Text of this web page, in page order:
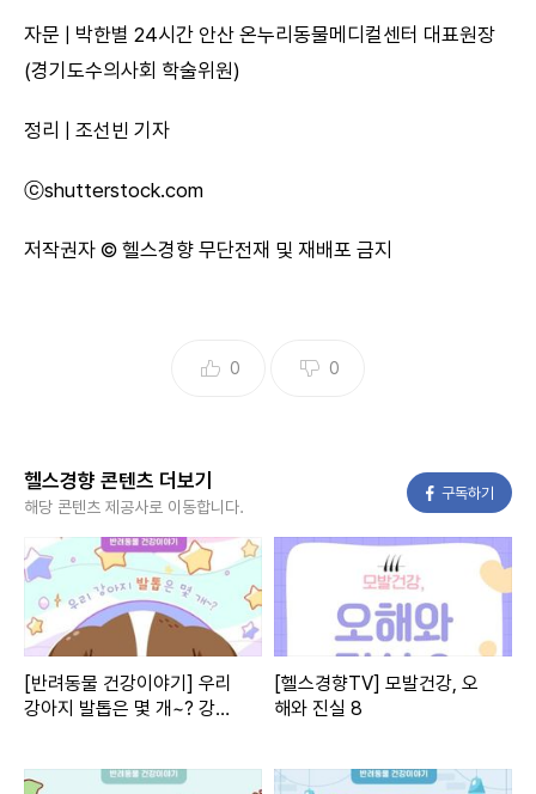
자문 | 박한별 24시간 안산 온누리동물메디컬센터 대표원장
(경기도수의사회 학술위원)
정리 | 조선빈 기자
ⓒshutterstock.com
저작권자 © 헬스경향 무단전재 및 재배포 금지
0 0
헬스경향 콘텐츠 더보기
해당 콘텐츠 제공사로 이동합니다.
구독하기
[반려동물 건강이야기] 우리
강아지 발톱은 몇 개~? 강아
[헬스경향TV] 모발건강, 오
해와 진실 8